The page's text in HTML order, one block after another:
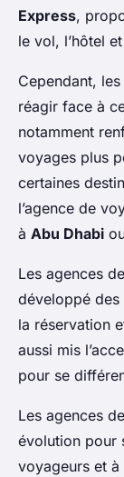
Express,
le vol, l’hôtel
Cependant,
réagir face à
notamment
voyages plus
certaines
l’agence de
à Abu Dhabi
Les agences
développé
la réservation
aussi mis
pour se
Les agences
évolution pour
voyageurs et